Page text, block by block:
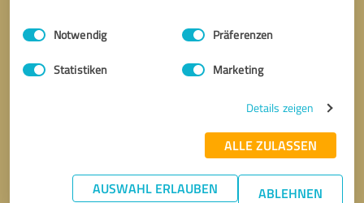
Impressum Datenschutzbestimmungen
Einwilligungsauswahl
Notwendig Präferenzen
Statistiken Marketing
Details zeigen
ALLE ZULASSEN
AUSWAHL ERLAUBEN ABLEHNEN
* Erforderliche Angaben
Nachricht senden